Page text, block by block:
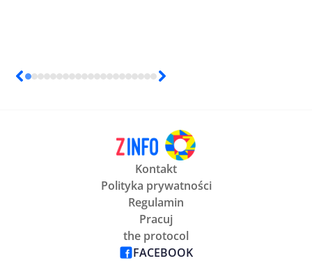
Kontakt
Polityka prywatności
Regulamin
Pracuj
the protocol
FACEBOOK